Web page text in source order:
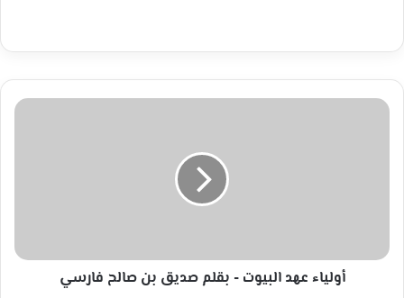
أولياء
فارسي
أولياء عهد البيوت - بقلم صديق بن صالح فارسي